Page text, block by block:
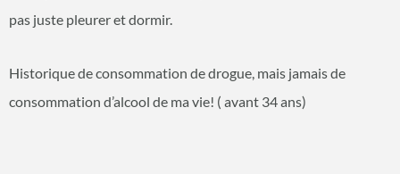
pas juste pleurer et dormir.
Historique de consommation de drogue, mais jamais de
consommation d’alcool de ma vie! ( avant 34 ans)